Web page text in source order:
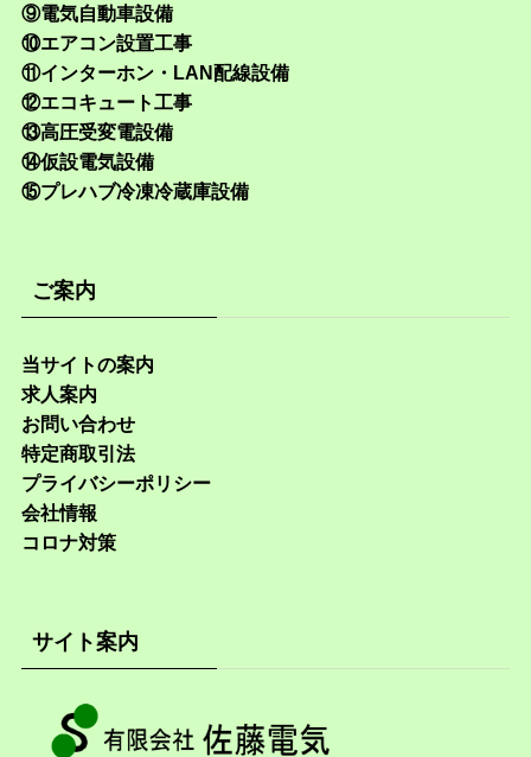
⑨電気自動車設備
⑩エアコン設置工事
⑪インターホン・LAN配線設備
⑫エコキュート工事
⑬高圧受変電設備
⑭仮設電気設備
⑮プレハブ冷凍冷蔵庫設備
ご案内
当サイトの案内
求人案内
お問い合わせ
特定商取引法
プライバシーポリシー
会社情報
コロナ対策
サイト案内